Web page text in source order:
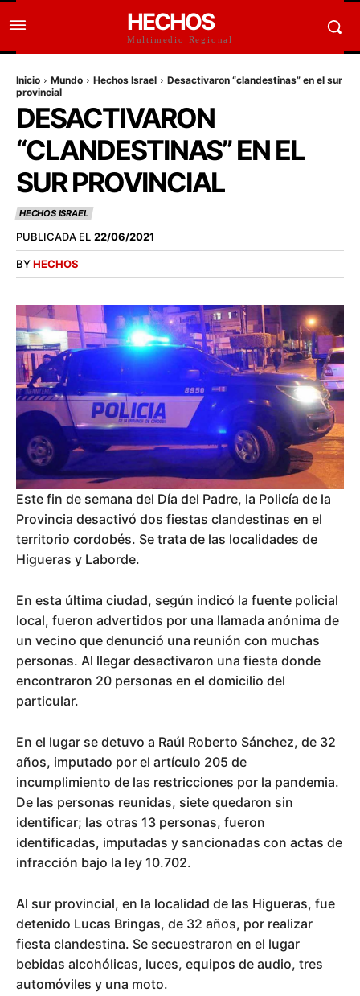
HECHOS
Multimedio Regional
Inicio Mundo Hechos Israel
Desactivaron “clandestinas” en el sur
provincial
DESACTIVARON
“CLANDESTINAS” EN EL
SUR PROVINCIAL
HECHOS ISRAEL
PUBLICADA EL 22/06/2021
BYHECHOS
Este fin de semana del Día del Padre, la Policía de la
Provincia desactivó dos fiestas clandestinas en el
territorio cordobés. Se trata de las localidades de
Higueras y Laborde.
En esta última ciudad, según indicó la fuente policial
local, fueron advertidos por una llamada anónima de
un vecino que denunció una reunión con muchas
personas. Al llegar desactivaron una fiesta donde
encontraron 20 personas en el domicilio del
particular.
En el lugar se detuvo a Raúl Roberto Sánchez, de 32
años, imputado por el artículo 205 de
incumplimiento de las restricciones por la pandemia.
De las personas reunidas, siete quedaron sin
identificar; las otras 13 personas, fueron
identificadas, imputadas y sancionadas con actas de
infracción bajo la ley 10.702.
Al sur provincial, en la localidad de las Higueras, fue
detenido Lucas Bringas, de 32 años, por realizar
fiesta clandestina. Se secuestraron en el lugar
bebidas alcohólicas, luces, equipos de audio, tres
automóviles y una moto.